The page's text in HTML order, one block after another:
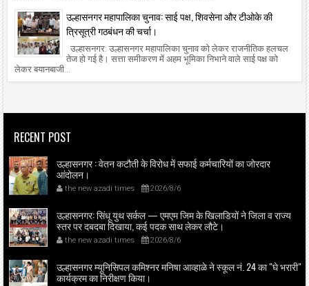
उल्हासनगर महापालिका चुनाव: साई पक्ष, शिवसेना और टीओके की
त्रिसूत्री गठबंधन की चर्चा।
उल्हासनगर: उल्हासनगर महापालिका चुनाव को लेकर राजनीतिक हलचल
तेज हो गई है। सत्ता समीकरण में अहम भूमिका निभाने वाले साई पक्ष को
लेकर बयानबाजी...
RECENT POST
उल्हासनगर : वेतन कटौती के विरोध में सफाई कर्मचारियों का जोरदार
आंदोलन।
the new azadi times 2026/8/6
उल्हासनगर: सिंधू युथ सर्कल — एमएम जिम के खिलाडियों ने जिला व राज्य
स्तर पर दबदबा दिखाया, कई पदक साथ लेकर लौटे।
the new azadi times 2026/8/6
उल्हासनगर म्यूनिसिपल कमिश्नर मनिषा आव्हाळे ने स्कूल नं. 24 का "घे भरारी"
कार्यक्रम का निरीक्षण किया।